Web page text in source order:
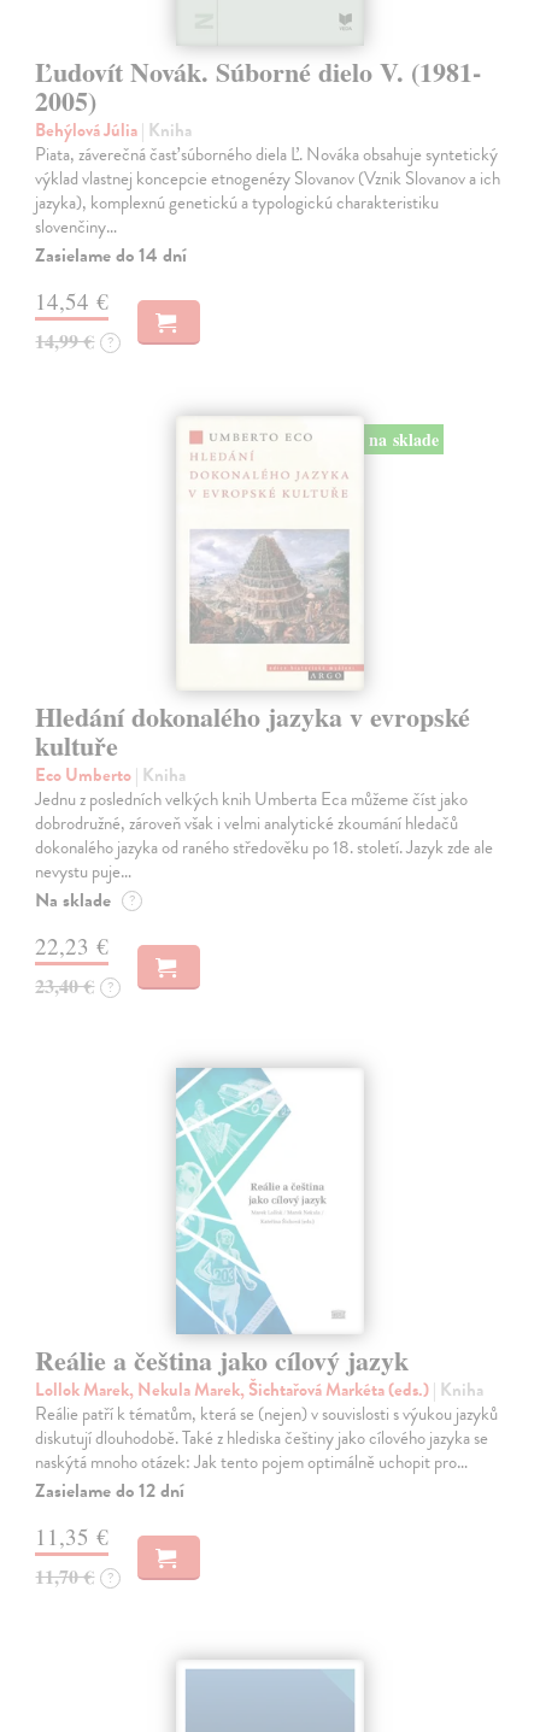
Ľudovít Novák. Súborné dielo V. (1981-
2005)
Behýlová Júlia| Kniha
Piata, záverečná časť súborného diela Ľ. Nováka obsahuje syntetický
výklad vlastnej koncepcie etnogenézy Slovanov (Vznik Slovanov a ich
jazyka), komplexnú genetickú a typologickú charakteristiku
slovenčiny…
Zasielame do 14 dní
14,54 €
14,99 € ?
na sklade
Hledání dokonalého jazyka v evropské
kultuře
Eco Umberto| Kniha
Jednu z posledních velkých knih Umberta Eca můžeme číst jako
dobrodružné, zároveň však i velmi analytické zkoumání hledačů
dokonalého jazyka od raného středověku po 18. století. Jazyk zde ale
nevystu puje…
Na sklade ?
22,23 €
23,40 € ?
Reálie a čeština jako cílový jazyk
Lollok Marek, Nekula Marek, Šichtařová Markéta (eds.)| Kniha
Reálie patří k tématům, která se (nejen) v souvislosti s výukou jazyků
diskutují dlouhodobě. Také z hlediska češtiny jako cílového jazyka se
naskýtá mnoho otázek: Jak tento pojem optimálně uchopit pro…
Zasielame do 12 dní
11,35 €
11,70 € ?